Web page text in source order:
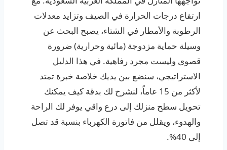
ارتفاع درجات الحرارة في الصيف وتزايد معدلات
الرطوبة والأمطار في الشتاء، يصبح البحث عن
وسيلة حماية مزدوجة (مائية وحرارية) ضرورة
قصوى وليست مجرد رفاهية. في هذا الدليل
الاستراتيجي، سنضع بين يديك خلاصة خبرة تمتد
لأكثر من 15 عاماً، لنشرح لك بدقة كيف يمكنك
تحويل سطح منزلك إلى درع واقي يوفر لك الراحة
والهدوء، ويقلل من فاتورة الكهرباء بنسبة قد تصل
إلى 40%.